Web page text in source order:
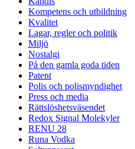
Kompetens och utbildning
Kvalitet
Lagar, regler och politik
Miljö
Nostalgi
På den gamla goda tiden
Patent
Polis och polismyndighet
Press och media
Rättslöshetsväsendet
Redox Signal Molekyler
RENU 28
Runa Vodka